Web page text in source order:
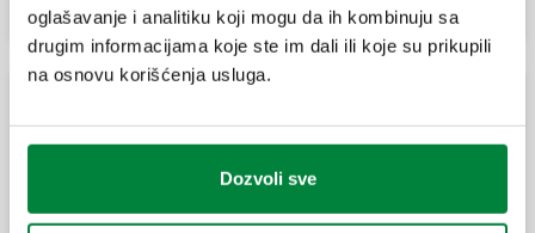
oglašavanje i analitiku koji mogu da ih kombinuju sa
drugim informacijama koje ste im dali ili koje su prikupili
na osnovu korišćenja usluga.
Dozvoli sve
EST , Sigurnosni ventil.